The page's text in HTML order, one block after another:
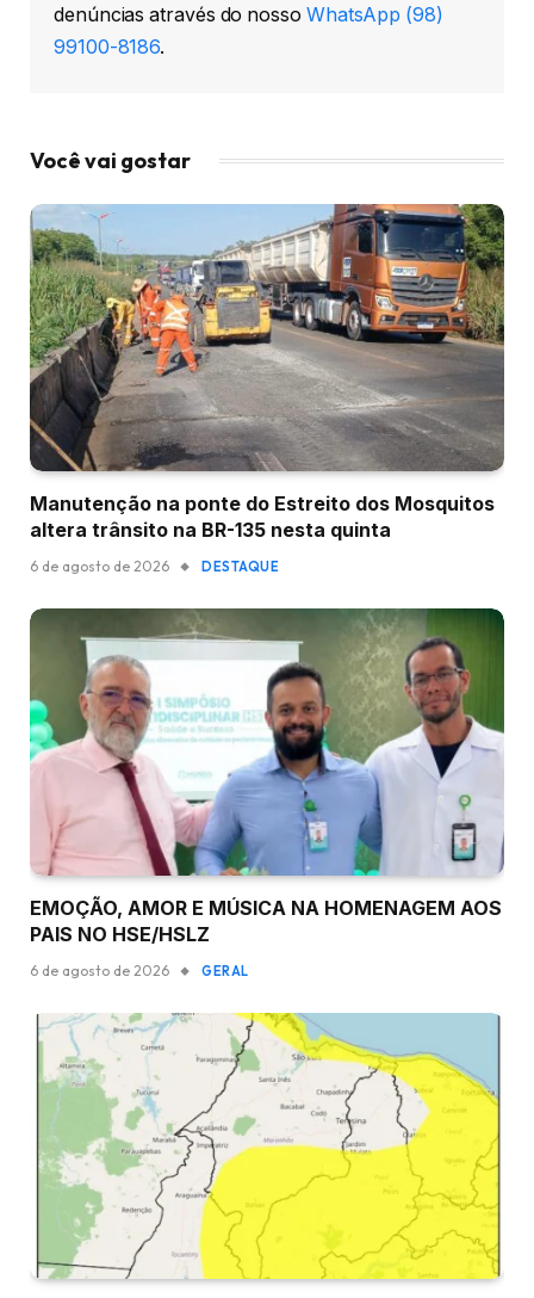
denúncias através do nosso WhatsApp (98)
99100-8186.
Você vai gostar
Manutenção na ponte do Estreito dos Mosquitos
altera trânsito na BR-135 nesta quinta
6 de agosto de 2026 DESTAQUE
EMOÇÃO, AMOR E MÚSICA NA HOMENAGEM AOS
PAIS NO HSE/HSLZ
6 de agosto de 2026 GERAL